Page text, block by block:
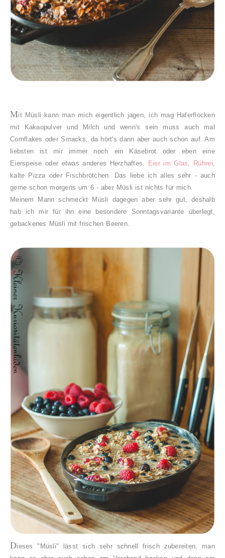
Mit Müsli kann man mich eigentlich jagen, ich mag Haferflocken
mit Kakaopulver und Milch und wenn's sein muss auch mal
Cornflakes oder Smacks, da hört's dann aber auch schon auf. Am
liebsten ist mir immer noch ein Käsebrot oder eben eine
Eierspeise oder etwas anderes Herzhaftes.
Eier im Glas, Rührei,
kalte Pizza oder Fischbrötchen. Das liebe ich alles sehr - auch
gerne schon morgens um 6 - aber Müsli ist nichts für mich.
Meinem Mann schmeckt Müsli dagegen aber sehr gut, deshalb
hab ich mir für ihn eine besondere Sonntagsvariante überlegt,
gebackenes Müsli mit frischen Beeren.
Dieses "Müsli" lässt sich sehr schnell frisch zubereiten, man